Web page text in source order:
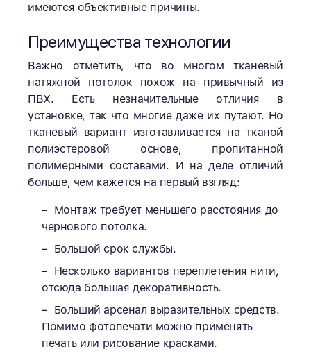
имеются объективные причины.
Преимущества технологии
Важно отметить, что во многом тканевый
натяжной потолок похож на привычный из
ПВХ. Есть незначительные отличия в
установке, так что многие даже их путают. Но
тканевый вариант изготавливается на тканой
полиэстеровой основе, пропитанной
полимерными составами. И на деле отличий
больше, чем кажется на первый взгляд:
Монтаж требует меньшего расстояния до
чернового потолка.
Большой срок службы.
Несколько вариантов переплетения нити,
отсюда большая декоративность.
Больший арсенал выразительных средств.
Помимо фотопечати можно применять
печать или рисование красками.